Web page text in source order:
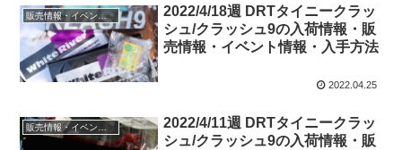
販売情報・イベント情報
2022/4/18週 DRTタイニークラッ
シュ/クラッシュ9の入荷情報・販
売情報・イベント情報・入手方法
2022.04.25
2022/4/11週 DRTタイニークラッ
シュ/クラッシュ9の入荷情報・販